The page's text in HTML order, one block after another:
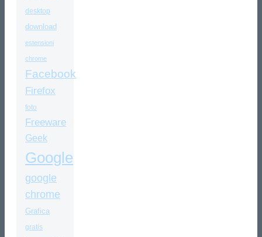
desktop
download
estensioni
chrome
Facebook
Firefox
foto
Freeware
Geek
Google
google
chrome
Grafica
gratis